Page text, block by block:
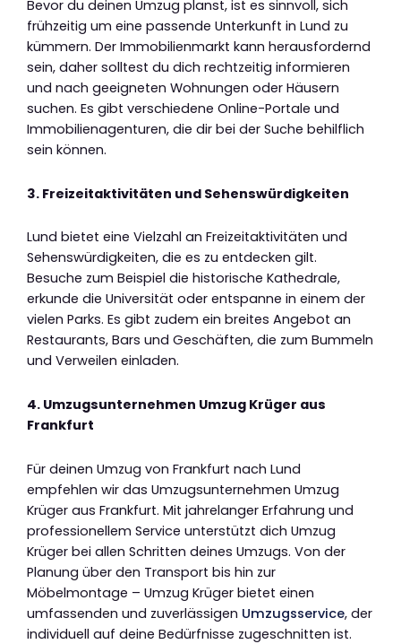
Bevor du deinen Umzug planst, ist es sinnvoll, sich
frühzeitig um eine passende Unterkunft in Lund zu
kümmern. Der Immobilienmarkt kann herausfordernd
sein, daher solltest du dich rechtzeitig informieren
und nach geeigneten Wohnungen oder Häusern
suchen. Es gibt verschiedene Online-Portale und
Immobilienagenturen, die dir bei der Suche behilflich
sein können.
3. Freizeitaktivitäten und Sehenswürdigkeiten
Lund bietet eine Vielzahl an Freizeitaktivitäten und
Sehenswürdigkeiten, die es zu entdecken gilt.
Besuche zum Beispiel die historische Kathedrale,
erkunde die Universität oder entspanne in einem der
vielen Parks. Es gibt zudem ein breites Angebot an
Restaurants, Bars und Geschäften, die zum Bummeln
und Verweilen einladen.
4. Umzugsunternehmen Umzug Krüger aus
Frankfurt
Für deinen Umzug von Frankfurt nach Lund
empfehlen wir das Umzugsunternehmen Umzug
Krüger aus Frankfurt. Mit jahrelanger Erfahrung und
professionellem Service unterstützt dich Umzug
Krüger bei allen Schritten deines Umzugs. Von der
Planung über den Transport bis hin zur
Möbelmontage – Umzug Krüger bietet einen
umfassenden und zuverlässigen Umzugsservice, der
individuell auf deine Bedürfnisse zugeschnitten ist.